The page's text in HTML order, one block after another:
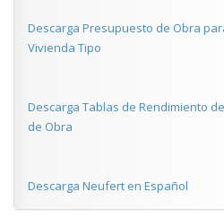
Descarga Presupuesto de Obra
Vivienda Tipo
Descarga Tablas de Rendimiento
de Obra
Descarga Neufert en Español